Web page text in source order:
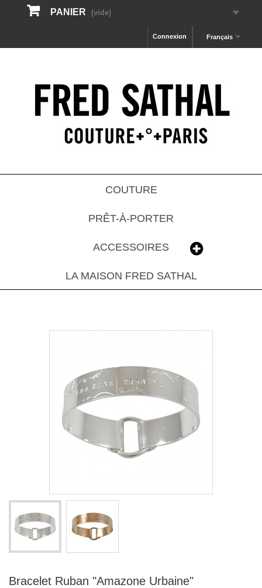
PANIER (vide)
Français
Connexion
COUTURE
PRÊT-À-PORTER
ACCESSOIRES
LA MAISON FRED SATHAL
Bracelet Ruban "Amazone Urbaine"